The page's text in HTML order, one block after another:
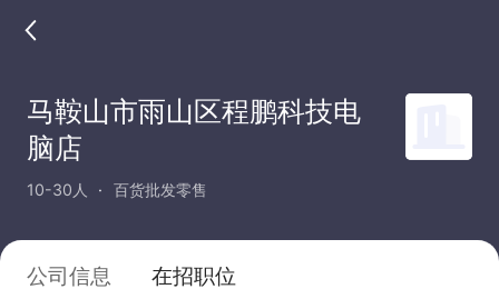
马鞍山市雨山区程鹏科技电
脑店
10-30人 百货批发零售
公司信息 在招职位